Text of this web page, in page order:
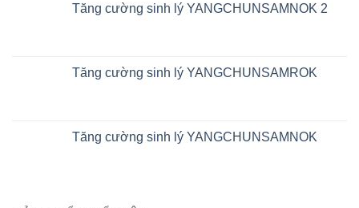
Tăng cường sinh lý YANGCHUNSAMNOK 2
Tăng cường sinh lý YANGCHUNSAMROK
Tăng cường sinh lý YANGCHUNSAMNOK